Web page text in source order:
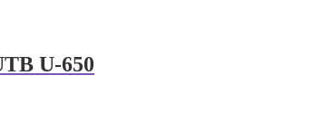
U-650